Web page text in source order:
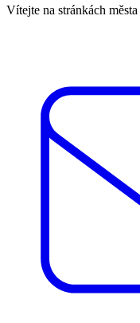
Vítejte na stránkách města